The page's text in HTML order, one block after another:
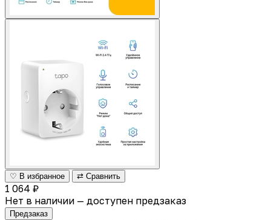
♡ В избранное ⇄ Сравнить
1 064 ₽
Нет в наличии — доступен предзаказ
Предзаказ